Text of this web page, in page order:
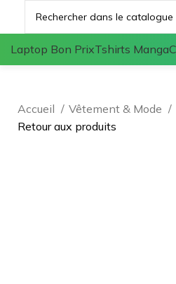
Laptop Bon PrixTshirts Manga
Accueil Vêtement & Mode
Retour aux produits